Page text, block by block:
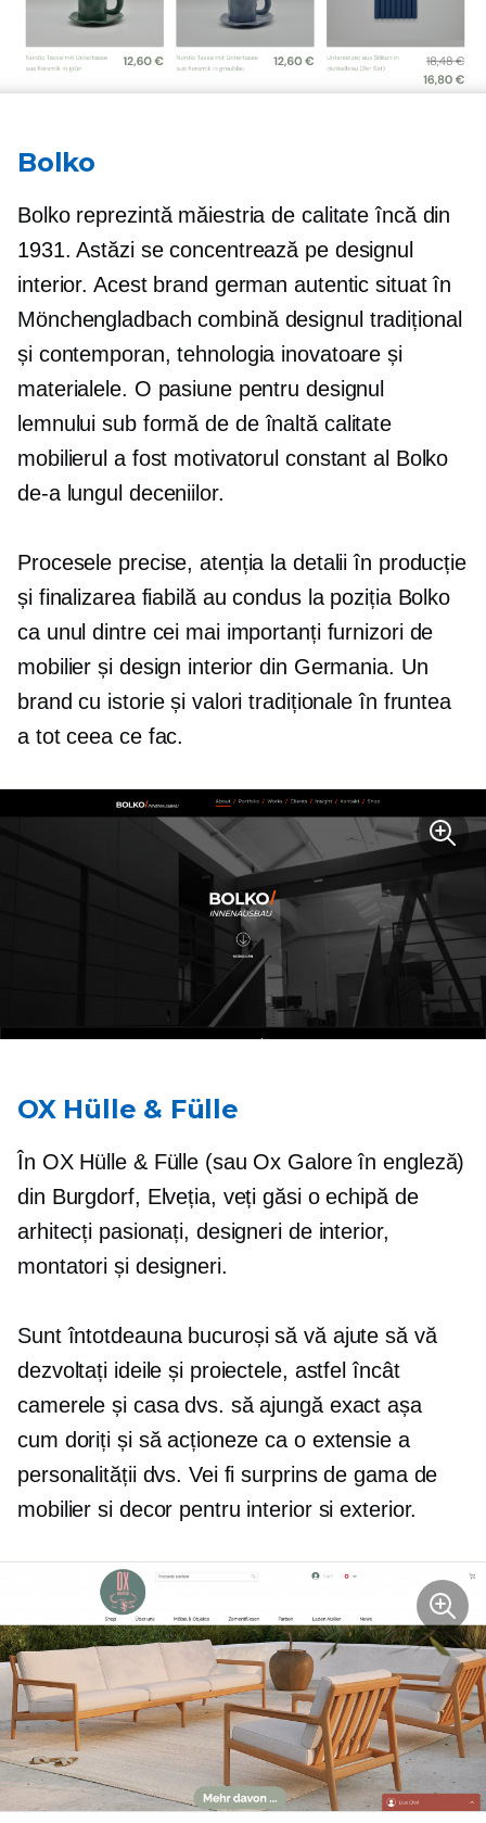
Bolko
Bolko reprezintă măiestria de calitate încă din
1931. Astăzi se concentrează pe designul
interior. Acest brand german autentic situat în
Mönchengladbach combină designul tradițional
și contemporan, tehnologia inovatoare și
materialele. O pasiune pentru designul
lemnului sub formă de de înaltă calitate
mobilierul a fost motivatorul constant al Bolko
de-a lungul deceniilor.
Procesele precise, atenția la detalii în producție
și finalizarea fiabilă au condus la poziția Bolko
ca unul dintre cei mai importanți furnizori de
mobilier și design interior din Germania. Un
brand cu istorie și valori tradiționale în fruntea
a tot ceea ce fac.
OX Hülle & Fülle
În OX Hülle & Fülle (sau Ox Galore în engleză)
din Burgdorf, Elveția, veți găsi o echipă de
arhitecți pasionați, designeri de interior,
montatori și designeri.
Sunt întotdeauna bucuroși să vă ajute să vă
dezvoltați ideile și proiectele, astfel încât
camerele și casa dvs. să ajungă exact așa
cum doriți și să acționeze ca o extensie a
personalității dvs. Vei fi surprins de gama de
mobilier si decor pentru interior si exterior.